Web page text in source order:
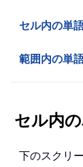
セル内の単
範囲内の単
セル内
下のスクリ